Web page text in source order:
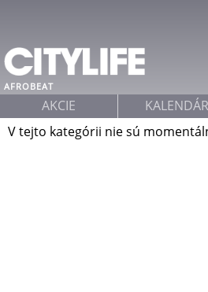
AFROBEAT
V tejto kategórii nie sú
AKCIE KALENDÁR